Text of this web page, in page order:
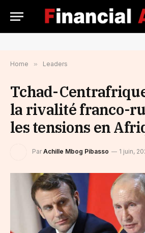
Home » Leaders
Tchad-
la rivalité franco-
les tensions en
Par Achille Mbog Pibasso 1 juin,